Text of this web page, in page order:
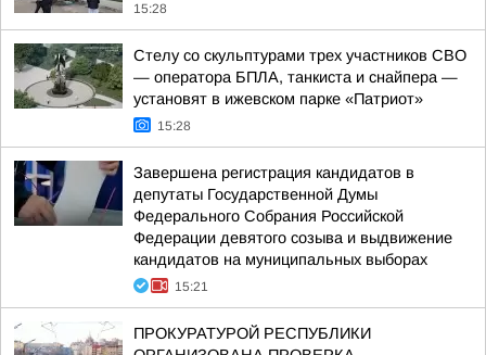
15:28
Стелу со скульптурами трех участников СВО
— оператора БПЛА, танкиста и снайпера —
установят в ижевском парке «Патриот»
15:28
Завершена регистрация кандидатов в
депутаты Государственной Думы
Федерального Собрания Российской
Федерации девятого созыва и выдвижение
кандидатов на муниципальных выборах
15:21
ПРОКУРАТУРОЙ РЕСПУБЛИКИ